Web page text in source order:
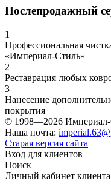
Послепродажный
1
Профессиональная
«Империал-Стиль»
2
Реставрация любых
3
Нанесение
покрытия
© 1998—2026 Империал-
Наша почта:
Старая версия сайта
Вход для клиентов
Поиск
Личный кабинет клиента